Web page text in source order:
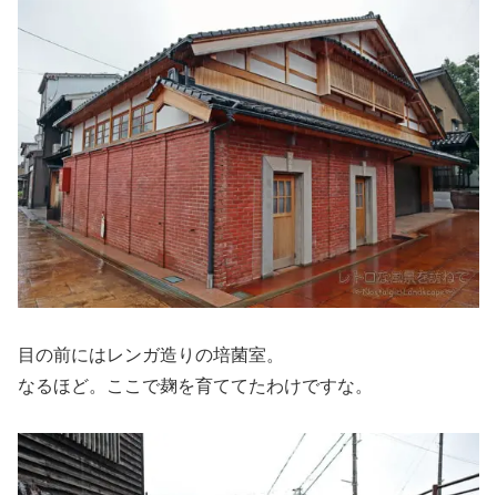
目の前にはレンガ造りの培菌室。
なるほど。ここで麹を育ててたわけですな。